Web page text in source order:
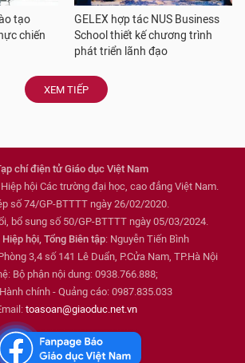
tạo
chiến
GELEX hợp tác NUS Business
School thiết kế chương trình
phát triển lãnh đạo
XEM TIẾP
chí điện tử Giáo dục Việt Nam
hội Các trường đại học, cao đẳng Việt Nam.
số 74/GP-BTTTT ngày 26/02/2020.
bổ sung số 50/GP-BTTTT ngày 05/03/2024.
hội, Tổng Biên tập: Nguyễn Tiến Bình
3,4 số 141 Lê Duẩn, P.Cửa Nam, TP.Hà Nội
Bộ phận nội dung: 0938.766.888;
chính - Quảng cáo: 0987.835.033
toasoan@giaoduc.net.vn